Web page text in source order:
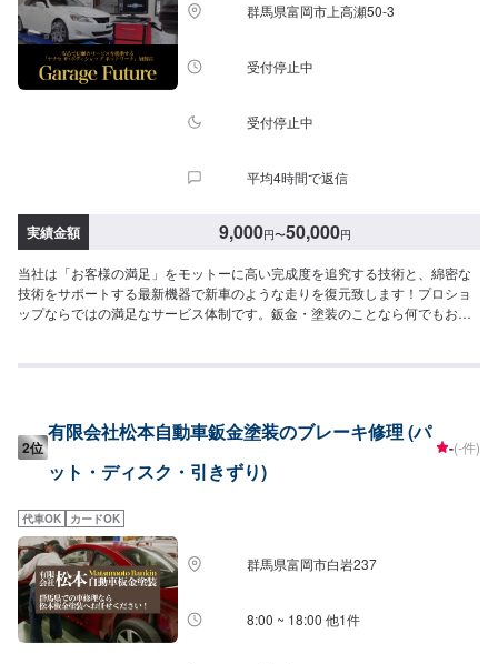
群馬県富岡市上高瀬50-3
受付停止中
受付停止中
平均4時間で返信
実績金額 9,000円〜50,000円
当社は「お客様の満足」をモットーに高い完成度を追究する技術と、綿密な
技術をサポートする最新機器で新車のような走りを復元致します！プロショ
ップならではの満足なサービス体制です。鈑金・塗装のことなら何でもお気
スピーディに、より完全に仕上げます。--------------------------------------------------
となります。納期は前後する場合がございます。予め、ご了承ください。-----
代車について-----無料の代車をご用意しています。お車の作業中は代車をご利
用ください。※代車の燃料代はお客様にご負担いただいております。-----ご来
庫の際はお気をつけてお越しください。駐車スペースは20台完備しておりま
す。受付はスタッフへ「メンテモで予約しました」とお伝えください。ご案
内いたします。【定休日・営業時間】定休日：日曜日、祝日営業時間：
9:30~18:30
2位
有限会社松本自動車鈑金塗装のブレーキ修理 (パ
ット・ディスク・引きずり)
-(-件)
代車OK カードOK
群馬県富岡市白岩237
8:00 ~ 18:00 他1件